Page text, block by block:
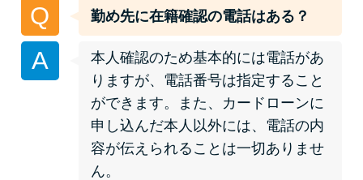
無利息期間を利用して利息0円で
お金を借りる3つのポイント
種類・特徴別一覧
その他コラム
Q 勤め先に在籍確認の電話はある？
A
本人確認のため基本的には電話があ
りますが、電話番号は指定すること
ができます。また、カードローンに
申し込んだ本人以外には、電話の内
容が伝えられることは一切ありませ
ん。